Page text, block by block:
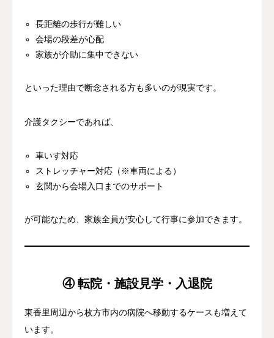
長距離の歩行が難しい
会場の段差が心配
家族が介助に集中できない
といった理由で断念される方も多いのが現実です。
介護タクシーであれば、
車いす対応
ストレッチャー対応（※車両による）
玄関から会場入口までのサポート
が可能なため、家族全員が安心して行事に参加できます。
④ 転院・施設見学・入退院
東香里周辺から枚方市内の病院へ移動するケースも増えて
います。